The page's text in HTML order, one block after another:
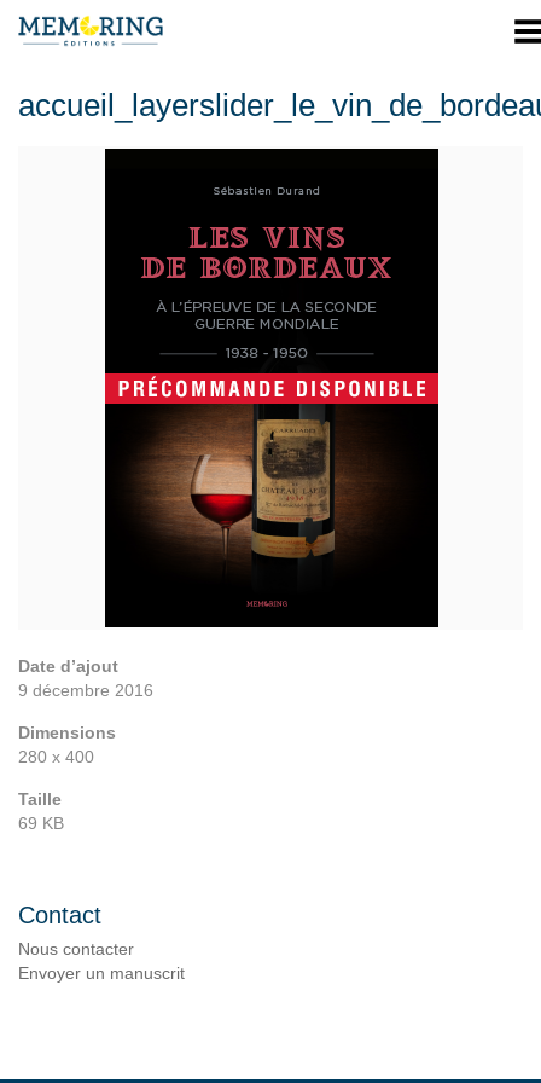
Date d’ajout
9 décembre 2016
Dimensions
280 x 400
Taille
69 KB
Contact
Nous contacter
Envoyer un manuscrit